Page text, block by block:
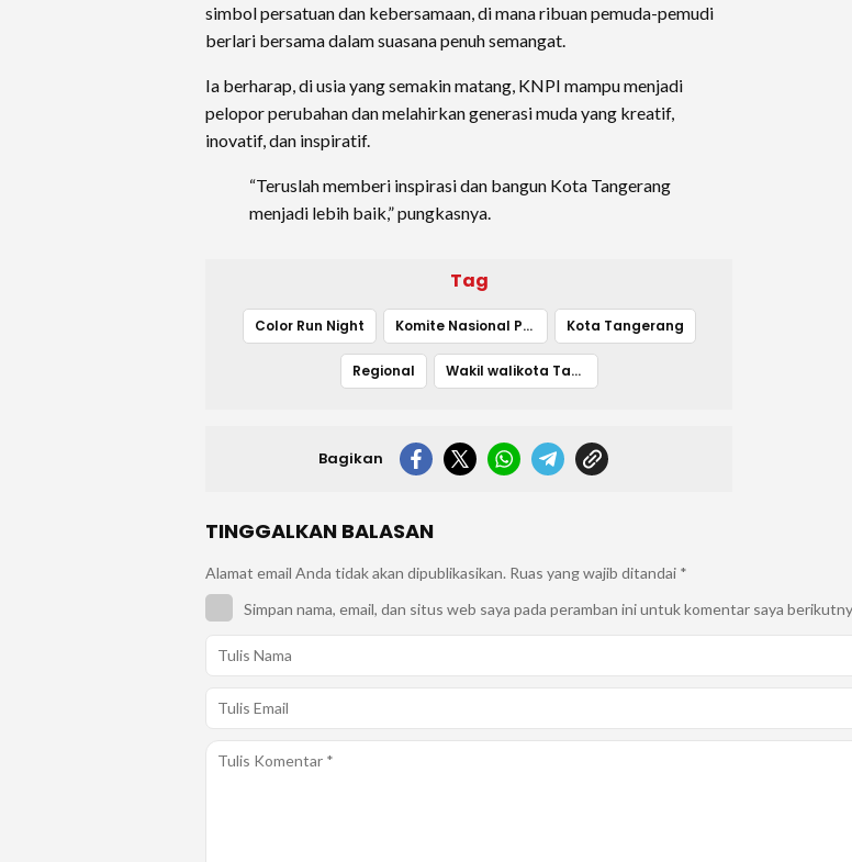
simbol persatuan dan kebersamaan, di mana ribuan pemuda-pemudi
berlari bersama dalam suasana penuh semangat.
Ia berharap, di usia yang semakin matang, KNPI mampu menjadi
pelopor perubahan dan melahirkan generasi muda yang kreatif,
inovatif, dan inspiratif.
“Teruslah memberi inspirasi dan bangun Kota Tangerang
menjadi lebih baik,” pungkasnya.
Tag
Color Run Night Komite Nasional Pemuda Indonesia Kota Tangerang
Regional Wakil walikota Tangerang
Bagikan
TINGGALKAN BALASAN
Alamat email Anda tidak akan dipublikasikan. Ruas yang wajib ditandai *
Simpan nama, email, dan situs web saya pada peramban ini untuk komentar saya